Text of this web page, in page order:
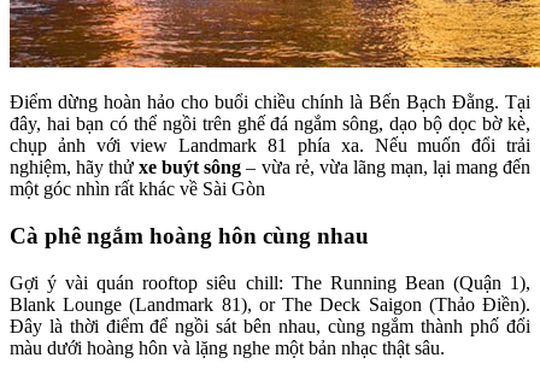
Điểm dừng hoàn hảo cho buổi chiều chính là Bến Bạch Đằng. Tại
đây, hai bạn có thể ngồi trên ghế đá ngắm sông, dạo bộ dọc bờ kè,
chụp ảnh với view Landmark 81 phía xa. Nếu muốn đổi trải
nghiệm, hãy thửxe buýt sông – vừa rẻ, vừa lãng mạn, lại mang đến
một góc nhìn rất khác về Sài Gòn
Cà phê ngắm hoàng hôn cùng nhau
Gợi ý vài quán rooftop siêu chill: The Running Bean (Quận 1),
Blank Lounge (Landmark 81), or The Deck Saigon (Thảo Điền).
Đây là thời điểm để ngồi sát bên nhau, cùng ngắm thành phố đổi
màu dưới hoàng hôn và lặng nghe một bản nhạc thật sâu.